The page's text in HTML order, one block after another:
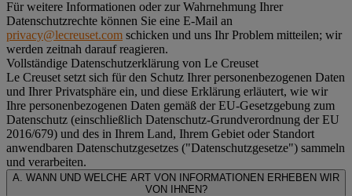
Für weitere Informationen oder zur Wahrnehmung Ihrer
Datenschutzrechte können Sie eine E-Mail an
privacy@lecreuset.com schicken und uns Ihr Problem mitteilen; wir
werden zeitnah darauf reagieren.
Vollständige Datenschutzerklärung von Le Creuset
Le Creuset setzt sich für den Schutz Ihrer personenbezogenen Daten
und Ihrer Privatsphäre ein, und diese Erklärung erläutert, wie wir
Ihre personenbezogenen Daten gemäß der EU-Gesetzgebung zum
Datenschutz (einschließlich Datenschutz-Grundverordnung der EU
2016/679) und des in Ihrem Land, Ihrem Gebiet oder Standort
anwendbaren Datenschutzgesetzes ("Datenschutzgesetze") sammeln
und verarbeiten.
A. WANN UND WELCHE ART VON INFORMATIONEN ERHEBEN WIR
VON IHNEN?